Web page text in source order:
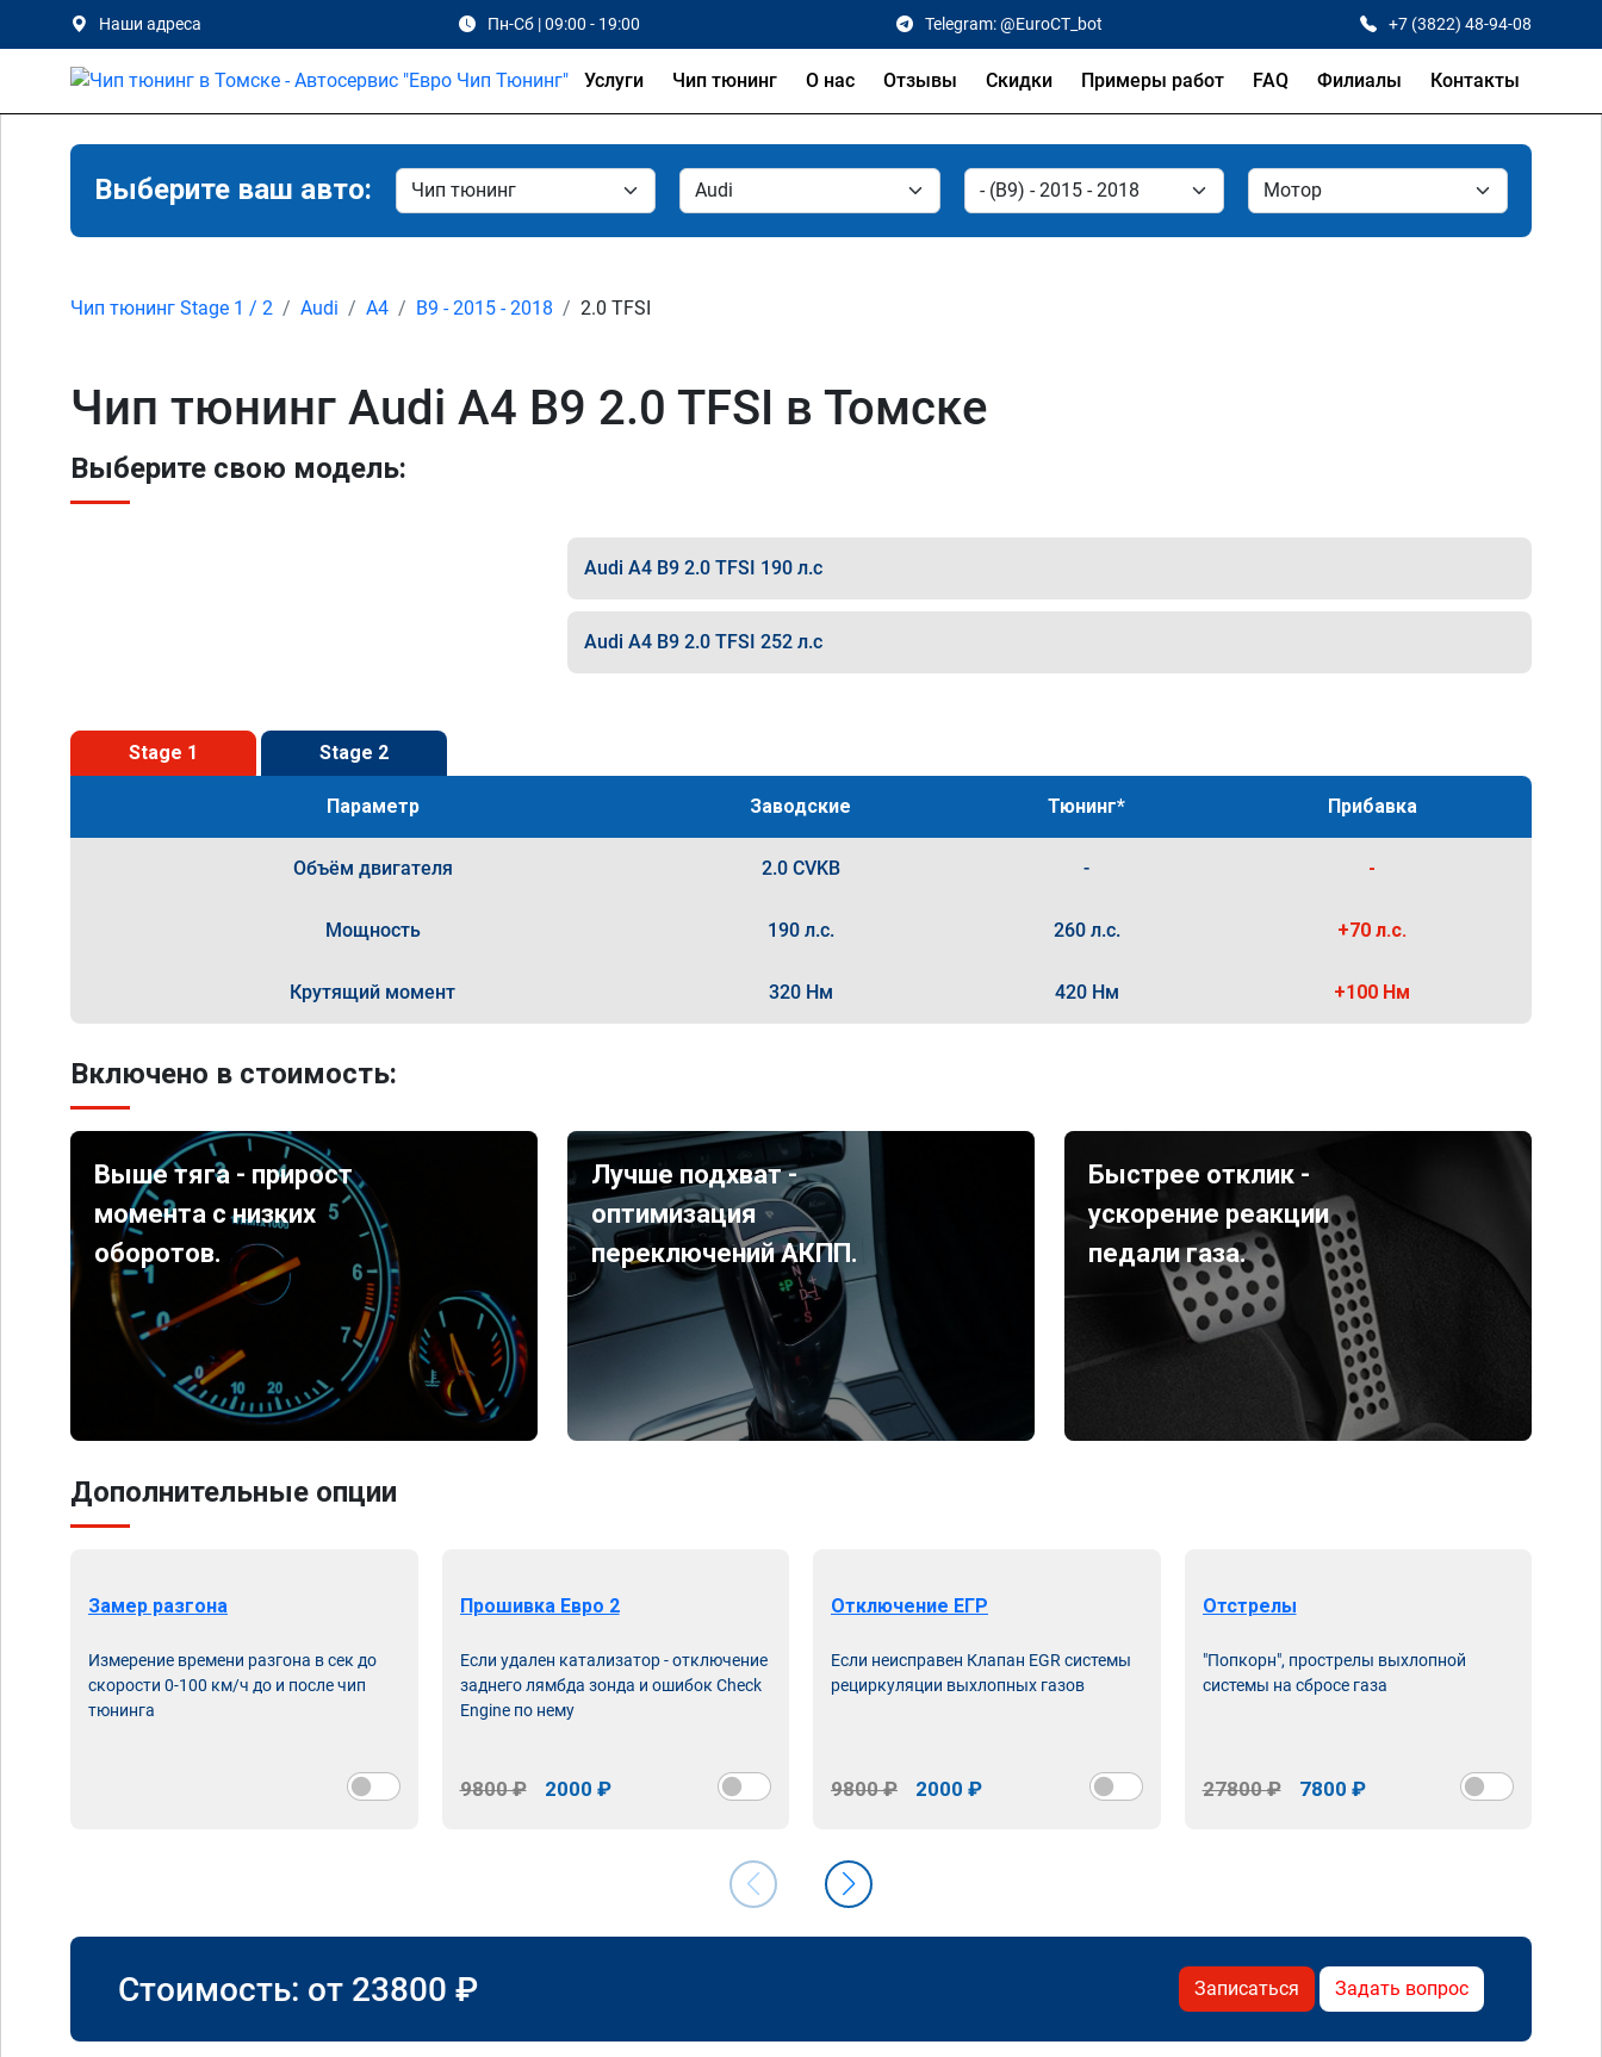
Наши адреса Пн-Сб | 09:00 - 19:00 Telegram: @EuroCT_bot +7 (3822) 48-94-08
Услуги Чип тюнинг О нас Отзывы Скидки Примеры работ FAQ Филиалы Контакты
Выберите ваш авто:
Чип тюнинг Stage 1 / 2 Audi A4 B9 - 2015 - 2018 2.0 TFSI
Чип тюнинг Audi A4 B9 2.0 TFSI в Томске
Выберите свою модель:
Audi A4 B9 2.0 TFSI 190 л.с
Audi A4 B9 2.0 TFSI 252 л.с
Stage 1 Stage 2
Параметр Заводские Тюнинг* Прибавка
Объём двигателя 2.0 CVKB - -
Мощность 190 л.с. 260 л.с. +70 л.с.
Крутящий момент 320 Нм 420 Нм +100 Нм
Включено в стоимость:
Выше тяга - прирост
момента с низких
оборотов.
Лучше подхват -
оптимизация
переключений АКПП.
Быстрее отклик -
ускорение реакции
педали газа.
Дополнительные опции
Замер разгона
Измерение времени разгона в сек до
скорости 0-100 км/ч до и после чип
тюнинга
Прошивка Евро 2
Если удален катализатор - отключение
заднего лямбда зонда и ошибок Check
Engine по нему
9800 ₽ 2000 ₽
Отключение ЕГР
Если неисправен Клапан EGR системы
рециркуляции выхлопных газов
9800 ₽ 2000 ₽
Отстрелы
"Попкорн", прострелы выхлопной
системы на сбросе газа
27800 ₽ 7800 ₽
Стоимость: от 23800 ₽ Записаться Задать вопрос